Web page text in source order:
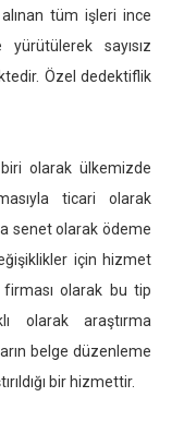
tüm işleri ince
sayısız
Özel dedektiflik
olarak ülkemizde
ticari olarak
senet olarak ödeme
için hizmet
olarak bu tip
olarak araştırma
belge düzenleme
bir hizmettir.